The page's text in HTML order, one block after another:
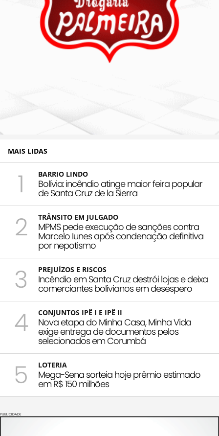
MAIS LIDAS
1 BARRIO LINDO
Bolívia: incêndio atinge maior feira popular
de Santa Cruz de la Sierra
2 TRÂNSITO EM JULGADO
MPMS pede execução de sanções contra
Marcelo Iunes após condenação definitiva
por nepotismo
3 PREJUÍZOS E RISCOS
Incêndio em Santa Cruz destrói lojas e deixa
comerciantes bolivianos em desespero
4 CONJUNTOS IPÊ I E IPÊ II
Nova etapa do Minha Casa, Minha Vida
exige entrega de documentos pelos
selecionados em Corumbá
5 LOTERIA
Mega-Sena sorteia hoje prêmio estimado
em R$ 150 milhões
PUBLICIDADE